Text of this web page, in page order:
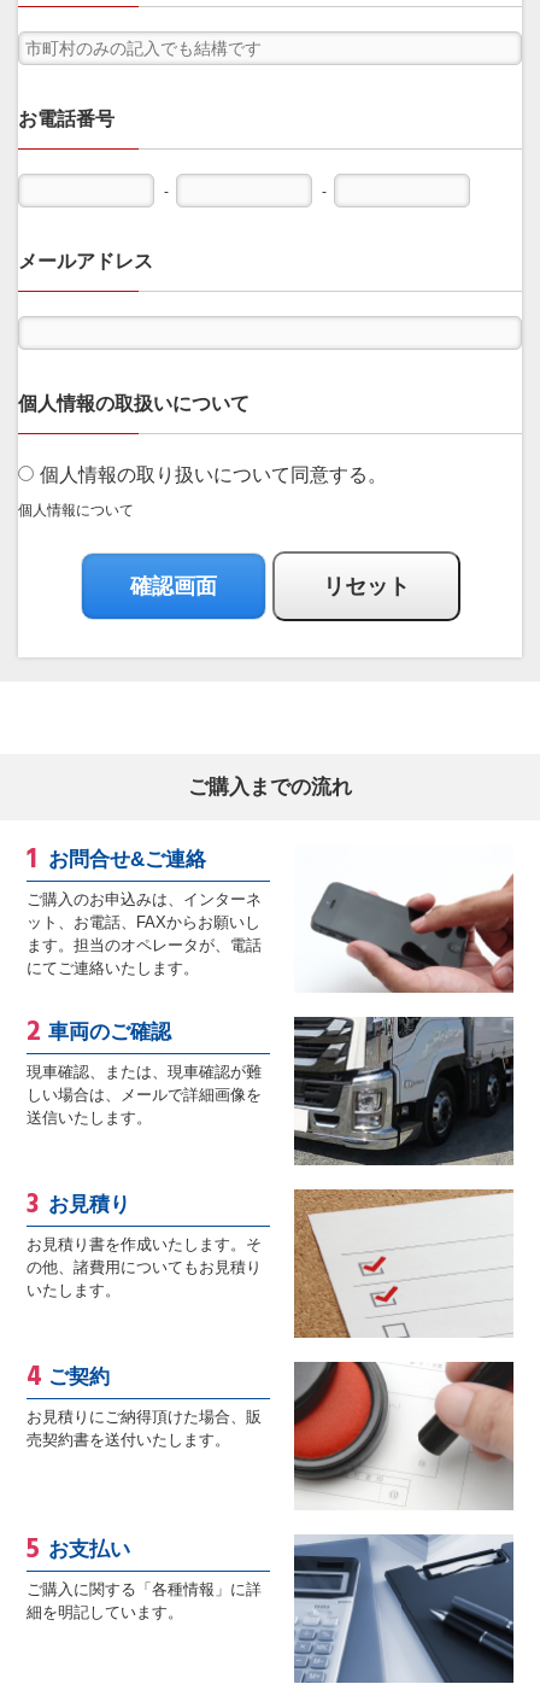
お電話番号
- -
メールアドレス
個人情報の取扱いについて
個人情報の取り扱いについて同意する。
個人情報について
ご購入までの流れ
お問合せ&ご連絡
ご購入のお申込みは、インターネ
ット、お電話、FAXからお願いし
ます。担当のオペレータが、電話
にてご連絡いたします。
車両のご確認
現車確認、または、現車確認が難
しい場合は、メールで詳細画像を
送信いたします。
お見積り
お見積り書を作成いたします。そ
の他、諸費用についてもお見積り
いたします。
ご契約
お見積りにご納得頂けた場合、販
売契約書を送付いたします。
お支払い
ご購入に関する「各種情報」に詳
細を明記しています。